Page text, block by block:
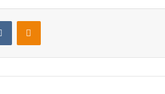
VKontakte Odnoklassniki